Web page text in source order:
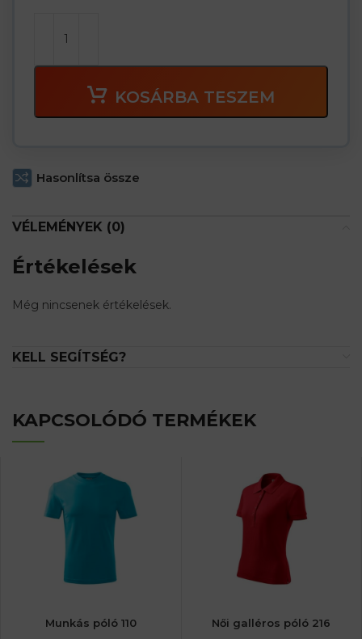
KOSÁRBA TESZEM
Hasonlítsa össze
VÉLEMÉNYEK (0)
Értékelések
Még nincsenek értékelések.
KELL SEGÍTSÉG?
KAPCSOLÓDÓ TERMÉKEK
Munkás póló 110 Női galléros póló 216